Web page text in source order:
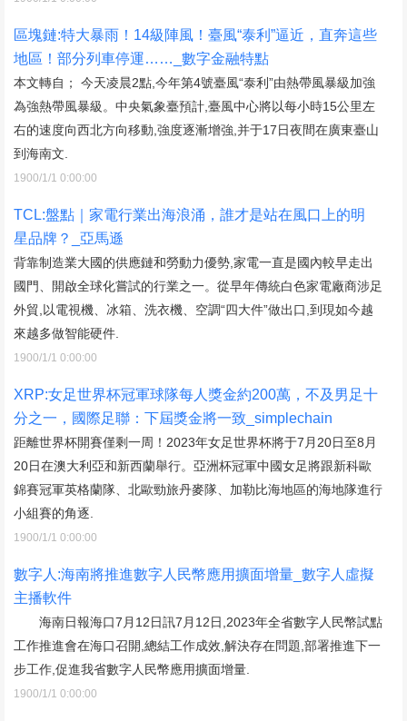
區塊鏈:特大暴雨！14級陣風！臺風“泰利”逼近，直奔這些
地區！部分列車停運……_數字金融特點
本文轉自； 今天凌晨2點,今年第4號臺風“泰利”由熱帶風暴級加強
為強熱帶風暴級。中央氣象臺預計,臺風中心將以每小時15公里左
右的速度向西北方向移動,強度逐漸增強,并于17日夜間在廣東臺山
到海南文.
1900/1/1 0:00:00
TCL:盤點｜家電行業出海浪涌，誰才是站在風口上的明
星品牌？_亞馬遜
背靠制造業大國的供應鏈和勞動力優勢,家電一直是國內較早走出
國門、開啟全球化嘗試的行業之一。從早年傳統白色家電廠商涉足
外貿,以電視機、冰箱、洗衣機、空調“四大件”做出口,到現如今越
來越多做智能硬件.
1900/1/1 0:00:00
XRP:女足世界杯冠軍球隊每人獎金約200萬，不及男足十
分之一，國際足聯：下屆獎金將一致_simplechain
距離世界杯開賽僅剩一周！2023年女足世界杯將于7月20日至8月
20日在澳大利亞和新西蘭舉行。亞洲杯冠軍中國女足將跟新科歐
錦賽冠軍英格蘭隊、北歐勁旅丹麥隊、加勒比海地區的海地隊進行
小組賽的角逐.
1900/1/1 0:00:00
數字人:海南將推進數字人民幣應用擴面增量_數字人虛擬
主播軟件
海南日報海口7月12日訊7月12日,2023年全省數字人民幣試點
工作推進會在海口召開,總結工作成效,解決存在問題,部署推進下一
步工作,促進我省數字人民幣應用擴面增量.
1900/1/1 0:00:00